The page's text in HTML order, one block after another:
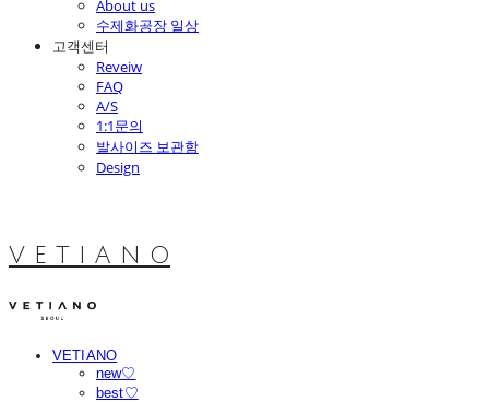
About us
수제화공장 일상
고객센터
Reveiw
FAQ
A/S
1:1문의
발사이즈 보관함
Design
V E T I A N O
VETIANO
new♡
best♡